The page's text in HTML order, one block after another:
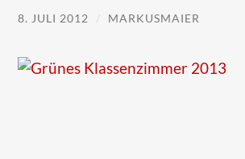
8. JULI 2012 MARKUSMAIER